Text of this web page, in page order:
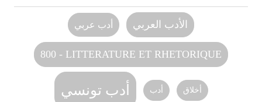
أدب عربي الأدب العربي
800 - LITTERATURE ET RHETORIQUE
أدب تونسي أدب أخلاق